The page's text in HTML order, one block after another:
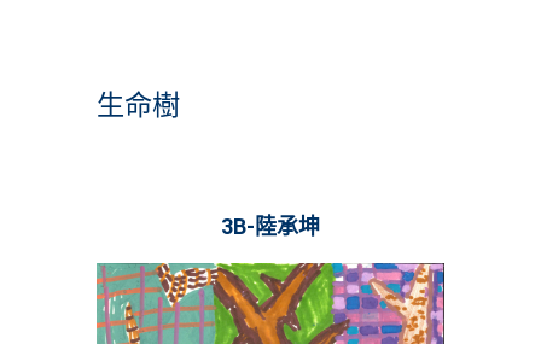
生命樹
3B-陸承坤